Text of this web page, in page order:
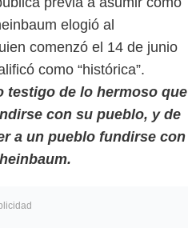
elogió al
comenzó el 14 de junio
como “histórica”.
testigo de lo hermoso que
con su pueblo, y de
a un pueblo fundirse con